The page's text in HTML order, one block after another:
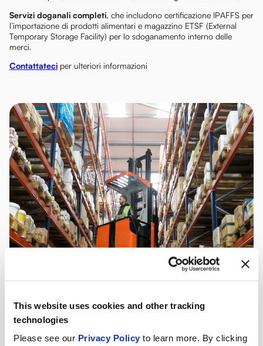
This website uses cookies and other tracking
technologies
Please see our Privacy Policy to learn more. By clicking
Servizi doganali completi, che includono certificazione IPAFFS per
l’importazione di prodotti alimentari e magazzino ETSF (External
Temporary Storage Facility) per lo sdoganamento interno delle
merci.
Contattateci per ulteriori informazioni